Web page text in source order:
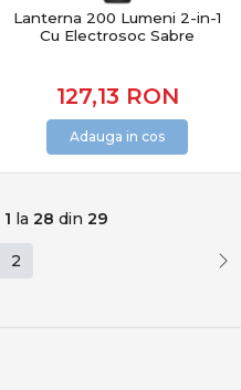
Lanterna 200 Lumeni 2-in-1
Cu Electrosoc Sabre
127,13 RON
Adauga in cos
1 la 28 din 29
2